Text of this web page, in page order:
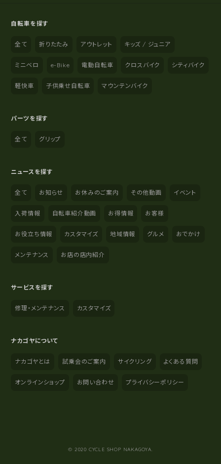
自転車を探す
全て 折りたたみ アウトレット キッズ / ジュニア
ミニベロ e-Bike 電動自転車 クロスバイク シティバイク
軽快車 子供乗せ自転車 マウンテンバイク
パーツを探す
全て グリップ
ニュースを探す
全て お知らせ お休みのご案内 その他動画 イベント
入荷情報 自転車紹介動画 お得情報 お客様
お役立ち情報 カスタマイズ 地域情報 グルメ おでかけ
メンテナンス お店の店内紹介
サービスを探す
修理・メンテナンス カスタマイズ
ナカゴヤについて
ナカゴヤとは 試乗会のご案内 サイクリング よくある質問
オンラインショップ お問い合わせ プライバシーポリシー
© 2020 CYCLE SHOP NAKAGOYA.